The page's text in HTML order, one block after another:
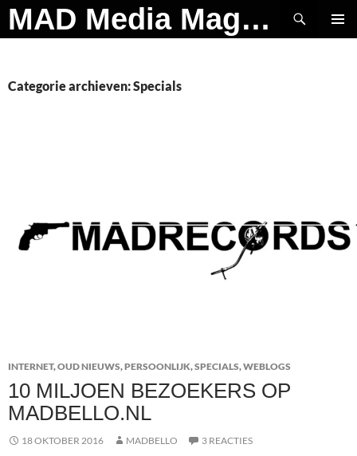
Ga
naar
MAD Media Magazine
Zoeken
Categorie archieven: Specials
INTERNET,OUD NIEUWS,PERSOONLIJK,SPECIALS,WEBLOGS
10 MILJOEN BEZOEKERS OP
MADBELLO.NL
18 OKTOBER 2016 MADBELLO 3 REACTIES